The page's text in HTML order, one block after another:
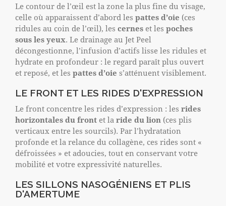
Le contour de l’œil est la zone la plus fine du visage,
celle où apparaissent d’abord les pattes d’oie (ces
ridules au coin de l’œil), les cernes et les poches
sous les yeux. Le drainage au Jet Peel
décongestionne, l’infusion d’actifs lisse les ridules et
hydrate en profondeur : le regard paraît plus ouvert
et reposé, et les pattes d’oie s’atténuent visiblement.
LE FRONT ET LES RIDES D'EXPRESSION
Le front concentre les rides d’expression : les rides
horizontales du front et la ride du lion (ces plis
verticaux entre les sourcils). Par l’hydratation
profonde et la relance du collagène, ces rides sont «
défroissées » et adoucies, tout en conservant votre
mobilité et votre expressivité naturelles.
LES SILLONS NASOGÉNIENS ET PLIS
D'AMERTUME